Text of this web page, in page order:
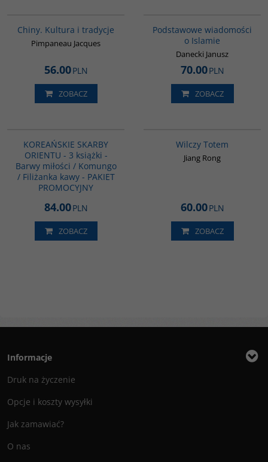
Chiny. Kultura i tradycje
Pimpaneau Jacques
56.00PLN
ZOBACZ
Podstawowe wiadomości
o Islamie
Danecki Janusz
70.00PLN
ZOBACZ
KOREAŃSKIE SKARBY
ORIENTU - 3 książki -
Barwy miłości / Komungo
/ Filiżanka kawy - PAKIET
PROMOCYJNY
84.00PLN
ZOBACZ
Wilczy Totem
Jiang Rong
60.00PLN
ZOBACZ
Informacje
Druk na życzenie
Opcje i koszty wysyłki
Jak zamawiać?
O nas